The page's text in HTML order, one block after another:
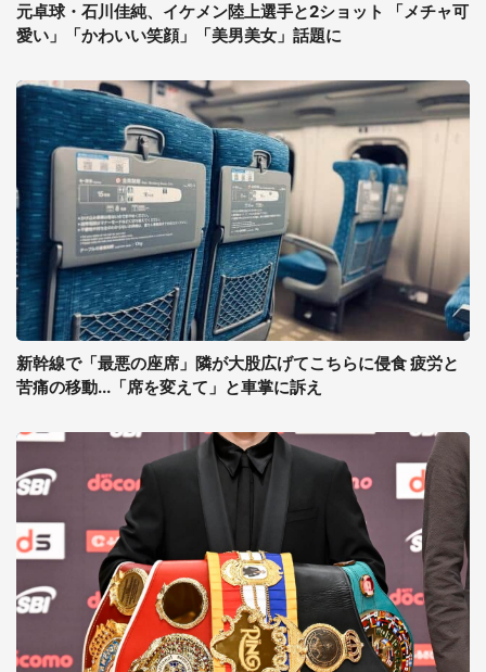
元卓球・石川佳純、イケメン陸上選手と2ショット 「メチャ可
愛い」「かわいい笑顔」「美男美女」話題に
新幹線で「最悪の座席」隣が大股広げてこちらに侵食 疲労と
苦痛の移動...「席を変えて」と車掌に訴え